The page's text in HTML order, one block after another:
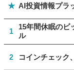
★ AI投資情報プラ
1
15年間休眠のビ
ル
2 コインチェック